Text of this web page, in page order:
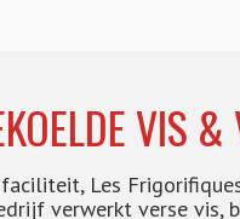
VIS
Les
verwerkt verse vis,